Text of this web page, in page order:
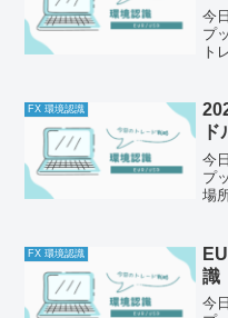
今
プ
ト
さ
懸
FX 環境認識
今
プ
場
調
こ
FX 環境認識
識
今